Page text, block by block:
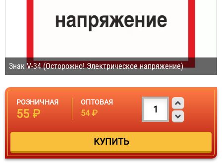
Знак V-34 (Осторожно! Электрическое напряжение)
РОЗНИЧНАЯ
55 ₽
ОПТОВАЯ
54 ₽